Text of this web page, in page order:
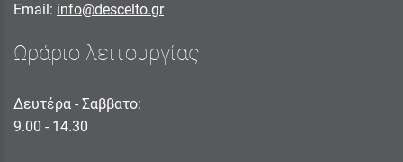
Email: info@descelto.gr
Ωράριο λειτουργίας
Δευτέρα - Σαββατο:
9.00 - 14.30